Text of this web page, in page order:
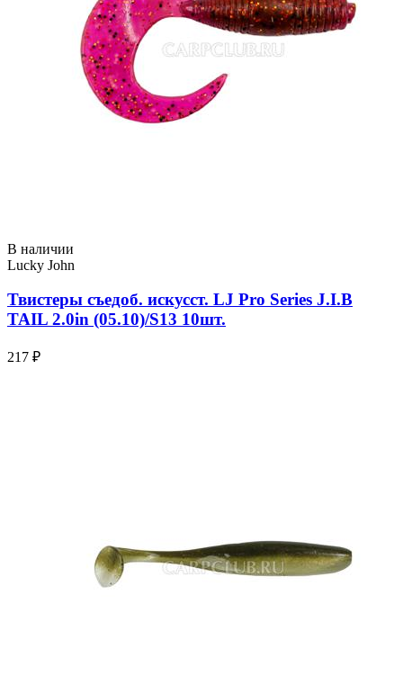
В наличии
Lucky John
Твистеры съедоб. искусст. LJ Pro Series J.I.B
TAIL 2.0in (05.10)/S13 10шт.
217 ₽